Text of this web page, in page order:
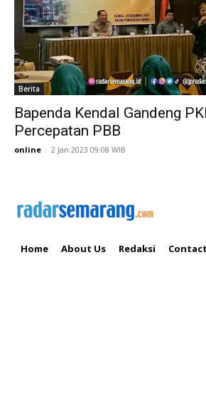
Berita
Bapenda Kendal Gandeng
Percepatan PBB
online - 2 Jan 2023 09:08 WIB
Home About Us Redaksi